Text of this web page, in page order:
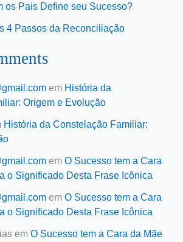
os Pais Define seu Sucesso?
4 Passos da Reconciliação
em História da
Origem e Evolução
História da Constelação Familiar:
em O Sucesso tem a Cara
o Significado Desta Frase Icônica
em O Sucesso tem a Cara
o Significado Desta Frase Icônica
em O Sucesso tem a Cara da Mãe